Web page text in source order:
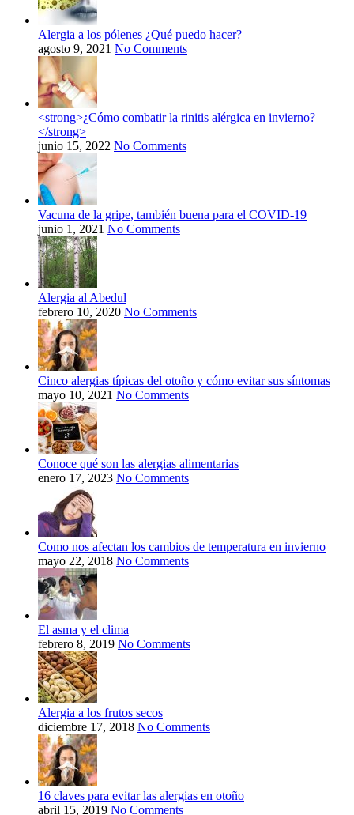
Alergia a los pólenes ¿Qué puedo hacer?
agosto 9, 2021 No Comments
<strong>¿Cómo combatir la rinitis alérgica en invierno?
</strong>
junio 15, 2022 No Comments
Vacuna de la gripe, también buena para el COVID-19
junio 1, 2021 No Comments
Alergia al Abedul
febrero 10, 2020 No Comments
Cinco alergias típicas del otoño y cómo evitar sus síntomas
mayo 10, 2021 No Comments
Conoce qué son las alergias alimentarias
enero 17, 2023 No Comments
Como nos afectan los cambios de temperatura en invierno
mayo 22, 2018 No Comments
El asma y el clima
febrero 8, 2019 No Comments
Alergia a los frutos secos
diciembre 17, 2018 No Comments
16 claves para evitar las alergias en otoño
abril 15, 2019 No Comments